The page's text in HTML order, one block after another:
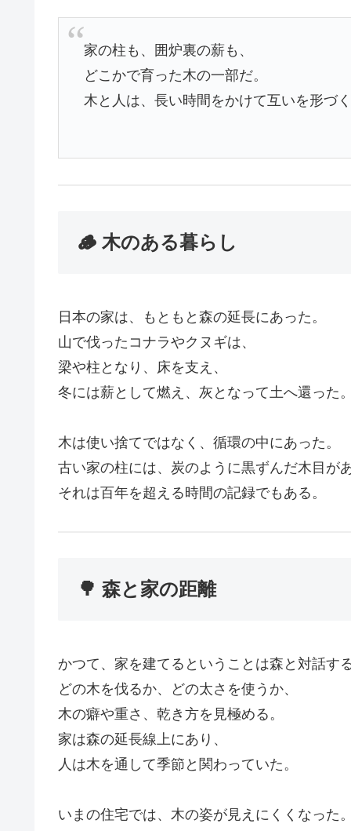
家の柱も、囲炉裏の薪も、
どこかで育った木の一部だ。
木と人は、長い時間をかけて互いを形づく
🪵 木のある暮らし
日本の家は、もともと森の延長にあった。
山で伐ったコナラやクヌギは、
梁や柱となり、床を支え、
冬には薪として燃え、灰となって土へ還った。
木は使い捨てではなく、循環の中にあった。
古い家の柱には、炭のように黒ずんだ木目があ
それは百年を超える時間の記録でもある。
🌳 森と家の距離
かつて、家を建てるということは森と対話す
どの木を伐るか、どの太さを使うか、
木の癖や重さ、乾き方を見極める。
家は森の延長線上にあり、
人は木を通して季節と関わっていた。
いまの住宅では、木の姿が見えにくくなった。